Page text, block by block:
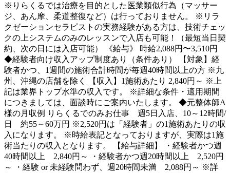
※りらくるでは治療を目的とした医業類似行為（マッサー
ジ、あん摩、柔道整復など）は行っておりません。 ※リラ
クゼーションセラピストの実務経験がある方は、技術チェッ
クの上システムのみのレッスンで入店も可能！（最短当日契
約、次の日には入店可能） 《給与》 時給2,088円〜3,510円
◆経験者向け収入アップ制度あり（条件あり） 【対象】経
験者かつ、1週間の施術合計時間が毎週40時間以上の方 ※九
州、沖縄の店舗を除く 【収入】1施術あたり 2,840円～ ※上
記は業界トップ水準の収入です。 ※詳細な条件・適用期間
につきましては、面談時にご案内いたします。 ◆元整体師A
様の月収例 りらくるでのみお仕事 週5日入店、10～12時間/
日 約55～60万円 ※2,520円は「経験者」の1施術あたりの収
入になります。 ※時給表記となっておりますが、実際は1施
術当たりの収入となります。 【給与詳細】 ・経験者かつ週
40時間以上 2,840円～ ・経験者かつ週20時間以上 2,520円
～ ・経験 or 未経験問わず、週20時間未満 2,088円～ ※詳